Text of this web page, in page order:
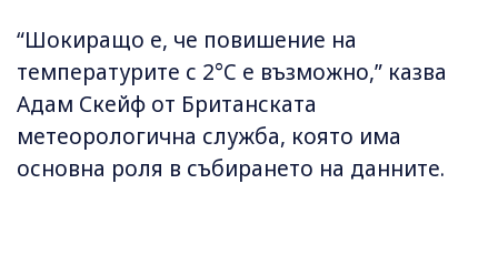
“Шокиращо е, че повишение на
температурите с 2°C е възможно,” казва
Адам Скейф от Британската
метеорологична служба, която има
основна роля в събирането на данните.